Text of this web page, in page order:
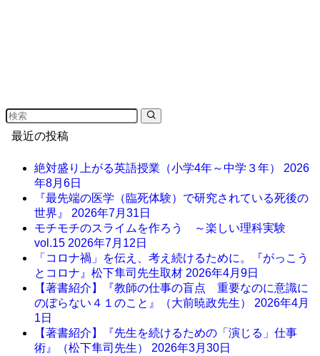
最近の投稿
絶対盛り上がる英語授業（小学4年～中学３年） 2026
年8月6日
『最先端の医学（臨死体験）で研究されている死後の
世界』 2026年7月31日
モチモチのスライムを作ろう ～楽しい理科実験
vol.15 2026年7月12日
「コロナ禍」を伝え、考え続けるために。『がっこう
とコロナ』松下隼司先生取材 2026年4月9日
【著書紹介】『教師の仕事の盲点 重要なのに意識に
のぼらない４１のこと』（大前暁政先生） 2026年4月
1日
【著書紹介】『先生を続けるための「演じる」仕事
術』（松下隼司先生） 2026年3月30日